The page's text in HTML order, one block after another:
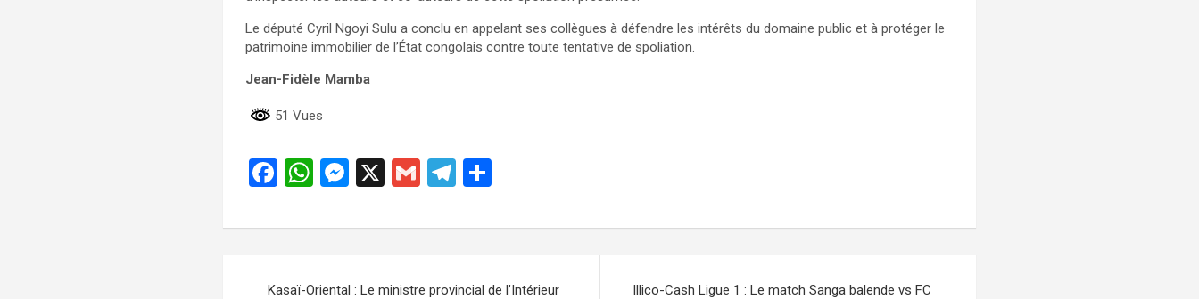
Le député Cyril Ngoyi Sulu a conclu en appelant ses collègues à défendre les intérêts du domaine public et à protéger le
patrimoine immobilier de l’État congolais contre toute tentative de spoliation.
Jean-Fidèle Mamba
51 Vues
F
ce
o
W
at
A
M
se
g
X
G
ail
T
e
a
ta
er
Kasaï-Oriental : Le ministre provincial de l’Intérieur
Illico-Cash Ligue 1 : Le match Sanga balende vs FC